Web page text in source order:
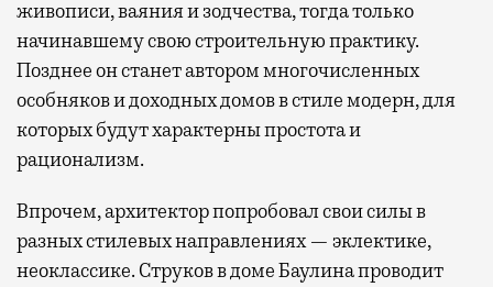
живописи, ваяния и зодчества, тогда только
начинавшему свою строительную практику.
Позднее он станет автором многочисленных
особняков и доходных домов в стиле модерн, для
которых будут характерны простота и
рационализм.
Впрочем, архитектор попробовал свои силы в
разных стилевых направлениях — эклектике,
неоклассике. Струков в доме Баулина проводит